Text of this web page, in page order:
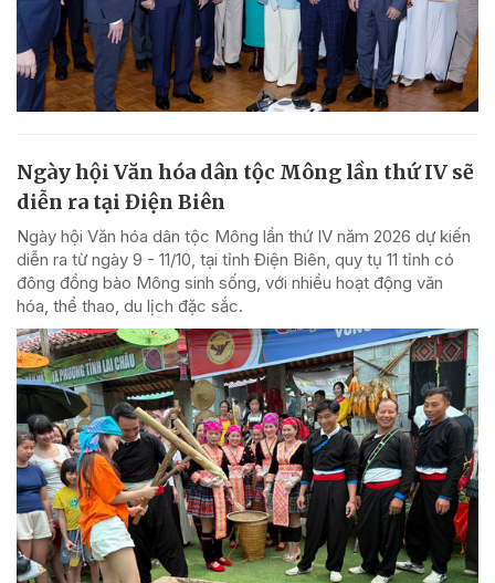
Ngày hội Văn hóa dân tộc Mông lần thứ IV sẽ
diễn ra tại Điện Biên
Ngày hội Văn hóa dân tộc Mông lần thứ IV năm 2026 dự kiến
diễn ra từ ngày 9 - 11/10, tại tỉnh Điện Biên, quy tụ 11 tỉnh có
đông đồng bào Mông sinh sống, với nhiều hoạt động văn
hóa, thể thao, du lịch đặc sắc.